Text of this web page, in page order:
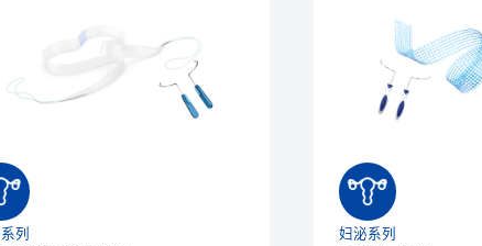
列 妇泌系列